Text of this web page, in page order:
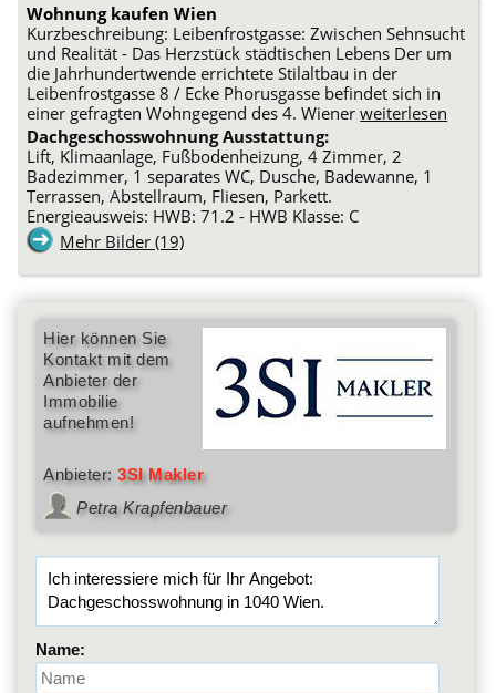
Wohnung kaufen Wien
Kurzbeschreibung: Leibenfrostgasse: Zwischen Sehnsucht
und Realität - Das Herzstück städtischen Lebens Der um
die Jahrhundertwende errichtete Stilaltbau in der
Leibenfrostgasse 8 / Ecke Phorusgasse befindet sich in
einer gefragten Wohngegend des 4. Wienerweiterlesen
Dachgeschosswohnung Ausstattung:
Lift, Klimaanlage, Fußbodenheizung, 4 Zimmer, 2
Badezimmer, 1 separates WC, Dusche, Badewanne, 1
Terrassen, Abstellraum, Fliesen, Parkett.
Energieausweis: HWB: 71.2 - HWB Klasse: C
Mehr Bilder (19)
Hier können Sie
Kontakt mit dem
Anbieter der
Immobilie
aufnehmen!
Anbieter:3SI Makler
Petra Krapfenbauer
Name: